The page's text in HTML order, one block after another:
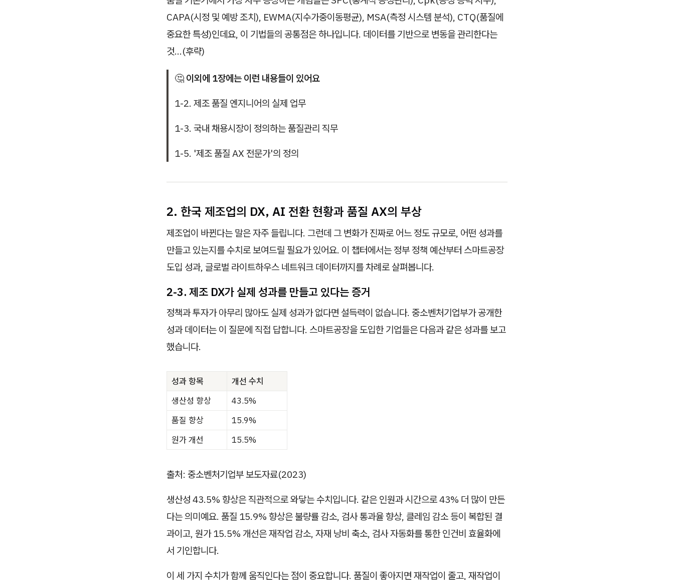
CAPA(시정 및 예방 조치), EWMA(지수가중이동평균), MSA(측정 시스템 분석), CTQ(품질에
중요한 특성)인데요, 이 기법들의 공통점은 하나입니다. 데이터를 기반으로 변동을 관리한다는
것…(후략)
🤔 이외에 1장에는 이런 내용들이 있어요
1-2. 제조 품질 엔지니어의 실제 업무
1-3. 국내 채용시장이 정의하는 품질관리 직무
1-5. '제조 품질 AX 전문가'의 정의
2. 한국 제조업의 DX, AI 전환 현황과 품질 AX의 부상
제조업이 바뀐다는 말은 자주 들립니다. 그런데 그 변화가 진짜로 어느 정도 규모로, 어떤 성과를
만들고 있는지를 수치로 보여드릴 필요가 있어요. 이 챕터에서는 정부 정책 예산부터 스마트공장
도입 성과, 글로벌 라이트하우스 네트워크 데이터까지를 차례로 살펴봅니다.
2-3. 제조 DX가 실제 성과를 만들고 있다는 증거
정책과 투자가 아무리 많아도 실제 성과가 없다면 설득력이 없습니다. 중소벤처기업부가 공개한
성과 데이터는 이 질문에 직접 답합니다. 스마트공장을 도입한 기업들은 다음과 같은 성과를 보고
했습니다.
성과 항목
개선 수치
생산성 향상
43.5%
품질 향상
15.9%
원가 개선
15.5%
출처: 중소벤처기업부 보도자료(2023)
생산성 43.5% 향상은 직관적으로 와닿는 수치입니다. 같은 인원과 시간으로 43% 더 많이 만든
다는 의미예요. 품질 15.9% 향상은 불량률 감소, 검사 통과율 향상, 클레임 감소 등이 복합된 결
과이고, 원가 15.5% 개선은 재작업 감소, 자재 낭비 축소, 검사 자동화를 통한 인건비 효율화에
서 기인합니다.
이 세 가지 수치가 함께 움직인다는 점이 중요합니다. 품질이 좋아지면 재작업이 줄고, 재작업이